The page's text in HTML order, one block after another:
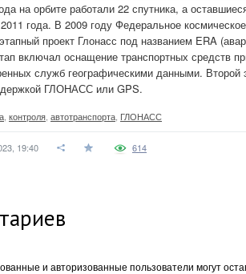
на орбите работали 22 спутника, а
года. В 2009 году Федеральное
проект Глонасс под названием ERA
включал оснащение транспортных средств
служб географическими данными. Второй
ГЛОНАСС или GPS.
контроля автотранспорта ГЛОНАСС
19:40 614
и авторизованные пользователи могут